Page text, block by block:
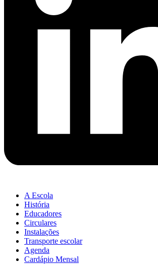
A Escola
História
Educadores
Circulares
Instalações
Transporte escolar
Agenda
Cardápio Mensal